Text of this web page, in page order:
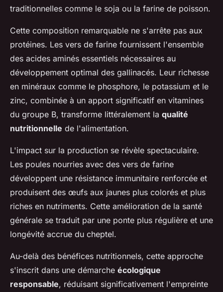
traditionnelles comme le soja ou la farine de poisson.
Cette composition remarquable ne s'arrête pas aux
protéines. Les vers de farine fournissent l'ensemble
des acides aminés essentiels nécessaires au
développement optimal des gallinacés. Leur richesse
en minéraux comme le phosphore, le potassium et le
zinc, combinée à un apport significatif en vitamines
du groupe B, transforme littéralement la qualité
nutritionnelle de l'alimentation.
L'impact sur la production se révèle spectaculaire.
Les poules nourries avec des vers de farine
développent une résistance immunitaire renforcée et
produisent des œufs aux jaunes plus colorés et plus
riches en nutriments. Cette amélioration de la santé
générale se traduit par une ponte plus régulière et une
longévité accrue du cheptel.
Au-delà des bénéfices nutritionnels, cette approche
s'inscrit dans une démarche écologique
responsable, réduisant significativement l'empreinte